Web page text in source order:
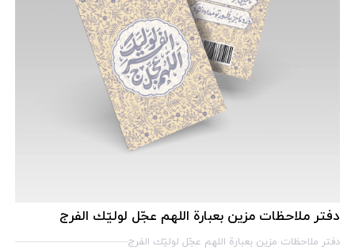
دفتر ملاحظات مزين بعبارة اللهم عجّل لوليّك الفرج
دفتر ملاحظات مزين بعبارة اللهم عجّل لوليّك الفرج